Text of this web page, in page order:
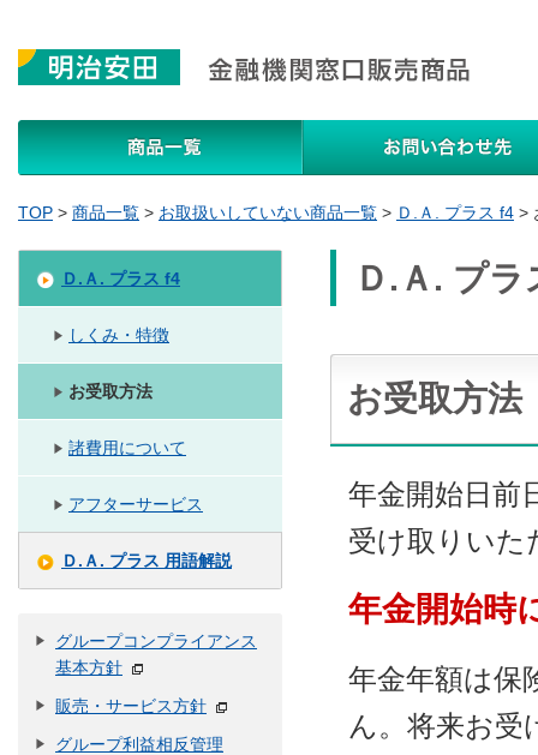
TOP > 商品一覧 > お取扱いしていない商品一覧 > Ｄ.Ａ. プラス f4 >
Ｄ.Ａ. プラ
お受取方法
年金開始日前
受け取りいた
年金開始時
年金年額は保
ん。将来お受
Ｄ.Ａ. プラス f4
しくみ・特徴
お受取方法
諸費用について
アフターサービス
Ｄ.Ａ. プラス 用語解説
グループコンプライアンス
基本方針
販売・サービス方針
グループ利益相反管理